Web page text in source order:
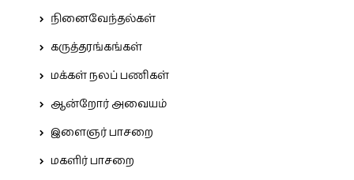
நினைவேந்தல்கள்
கருத்தரங்கங்கள்
மக்கள் நலப் பணிகள்
ஆன்றோர் அவையம்
இளைஞர் பாசறை
மகளிர் பாசறை